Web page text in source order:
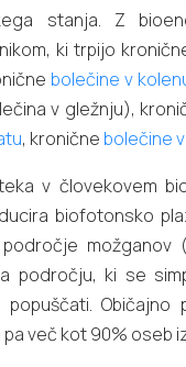
stanja. Z
ki trpijo
bolečine v
v gležnju),
, kronične bolečine
v človekovem
biofotonsko
področje
področju, ki se
popuščati.
več kot 90% oseb